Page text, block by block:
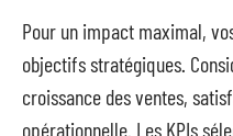
Pour un impact maximal,
objectifs stratégiques.
croissance des ventes,
opérationnelle. Les KPIs